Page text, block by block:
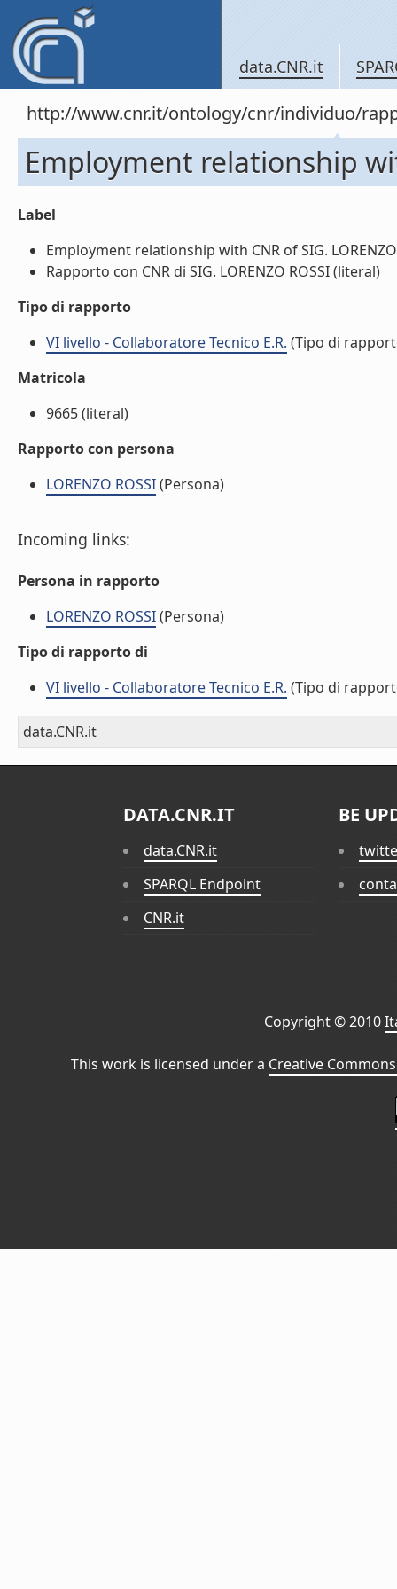
data.CNR.it
http://www.cnr.it/ontology/cnr/individuo/
Employment relationship
Label
Employment relationship with CNR of SIG.
Rapporto con CNR di SIG. LORENZO ROSSI (literal)
Tipo di rapporto
VI livello - Collaboratore Tecnico E.R. (Tipo di
Matricola
9665 (literal)
Rapporto con persona
LORENZO ROSSI(Persona)
Incoming links:
Persona in rapporto
LORENZO ROSSI(Persona)
Tipo di rapporto di
VI livello - Collaboratore Tecnico E.R. (Tipo di
data.CNR.it
DATA.CNR.IT
data.CNR.it
SPARQL Endpoint
CNR.it
BE
Copyright © 2010
This work is licensed under a Creative